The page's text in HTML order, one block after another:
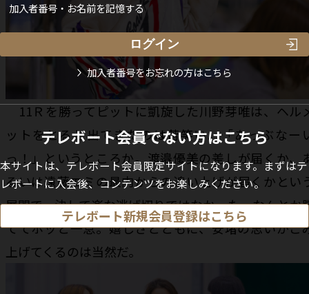
加入者番号・お名前を記憶する
加入者番号をお忘れの方はこちら
テレボート会員でない方はこちら
本サイトは、テレボート会員限定サイトになります。まずはテ
レボートに入会後、コンテンツをお楽しみください。
テレボート新規会員登録はこちら
11Ｒを勝ってピットに凱旋した川野芽唯は、ヘル
ットをとると出てきたのは苦笑い。「あっぶなー
っ！」というところか。渡邉優美の差しが届くか、
るいは遠藤エミの最内からの追い上げが届くかとい
展開で、決して楽な逃げ切りではなかった。なんとか
ててホッと一息。嬉しさとともに、安堵の思いがこ
上げてくるのは当然だ。